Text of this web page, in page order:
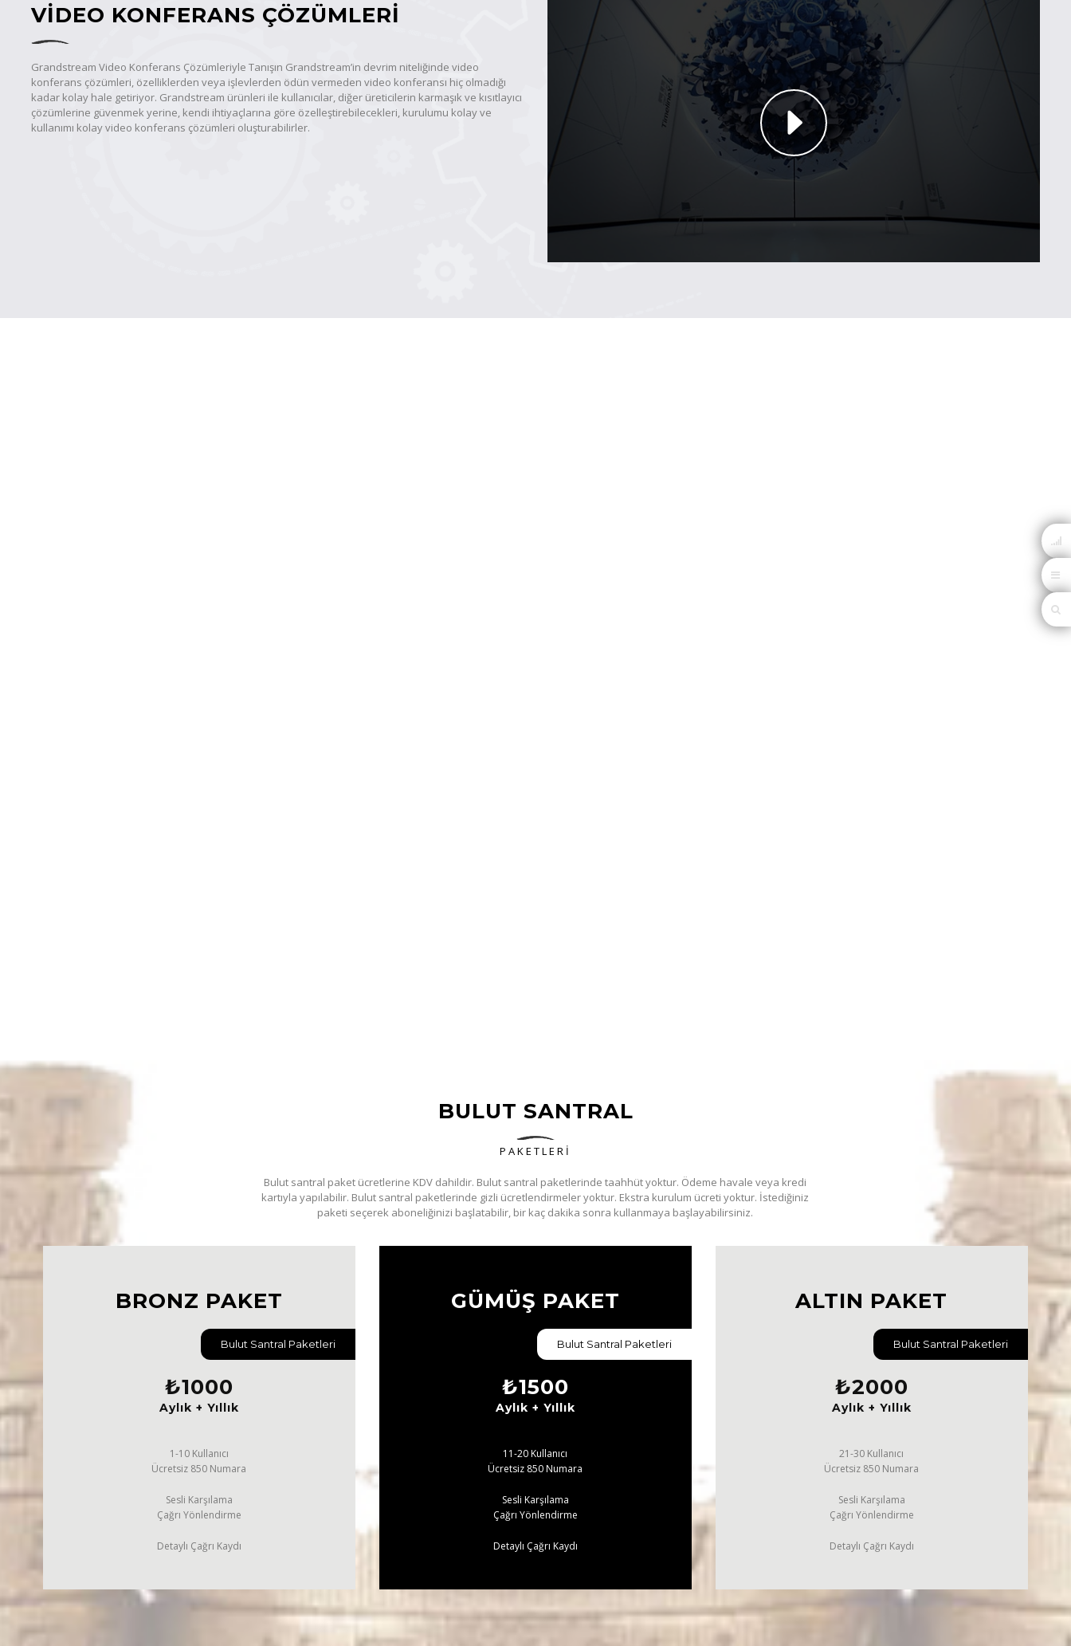
VIDEO KONFERANS ÇÖZÜMLERI
Grandstream Video Konferans Çözümleriyle Tanışın Grandstream’in devrim niteliğinde video
konferans çözümleri, özelliklerden veya işlevlerden ödün vermeden video konferansı hiç olmadığı
kadar kolay hale getiriyor. Grandstream ürünleri ile kullanıcılar, diğer üreticilerin karmaşık ve kısıtlayıcı
çözümlerine güvenmek yerine, kendi ihtiyaçlarına göre özelleştirebilecekleri, kurulumu kolay ve
kullanımı kolay video konferans çözümleri oluşturabilirler.
BULUT SANTRAL
PAKETLERİ
Bulut santral paket ücretlerine KDV dahildir. Bulut santral paketlerinde taahhüt yoktur. Ödeme havale veya kredi
kartıyla yapılabilir. Bulut santral paketlerinde gizli ücretlendirmeler yoktur. Ekstra kurulum ücreti yoktur. İstediğiniz
paketi seçerek aboneliğinizi başlatabilir, bir kaç dakika sonra kullanmaya başlayabilirsiniz.
BRONZ PAKET
Bulut Santral Paketleri
₺1000
Aylık + Yıllık
1-10 Kullanıcı
Ücretsiz 850 Numara
Sesli Karşılama
Çağrı Yönlendirme
Detaylı Çağrı Kaydı
GÜMÜŞ PAKET
Bulut Santral Paketleri
₺1500
Aylık + Yıllık
11-20 Kullanıcı
Ücretsiz 850 Numara
Sesli Karşılama
Çağrı Yönlendirme
Detaylı Çağrı Kaydı
ALTIN PAKET
Bulut Santral Paketleri
₺2000
Aylık + Yıllık
21-30 Kullanıcı
Ücretsiz 850 Numara
Sesli Karşılama
Çağrı Yönlendirme
Detaylı Çağrı Kaydı